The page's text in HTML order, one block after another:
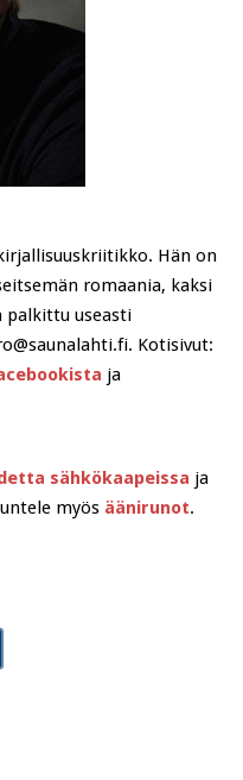
Hän on
romaania, kaksi
palkittu useasti
Kotisivut:
ja
sähkökaapeissa ja
myös äänirunot.